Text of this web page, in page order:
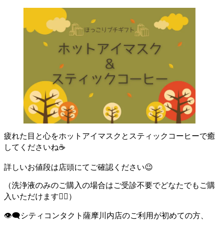
疲れた目と心をホットアイマスクとスティックコーヒーで癒
してくださいね☕
詳しいお値段は店頭にてご確認ください😉
（洗浄液のみのご購入の場合はご受診不要でどなたでもご購
入いただけます💁‍♀️）
👁‍🗨シティコンタクト薩摩川内店のご利用が初めての方、